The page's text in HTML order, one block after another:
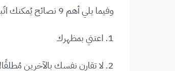
وفيما يلي أهم 9 نصائح يُمكنك اتّباعها لزيادة ثقتك بنفسك وتحسين صورتك الذاتيّة مع الوقت:
1. اعتني بمظهرك
2. لا تقارن نفسك بالآخرين مُطلقًا!